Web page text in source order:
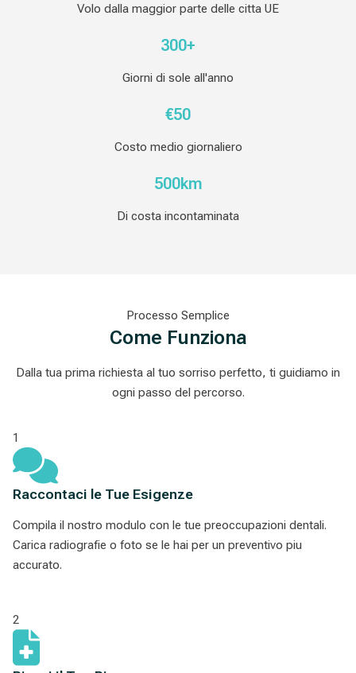
Volo dalla maggior parte delle citta UE
300+
Giorni di sole all'anno
€50
Costo medio giornaliero
500km
Di costa incontaminata
Processo Semplice
Come Funziona
Dalla tua prima richiesta al tuo sorriso perfetto, ti guidiamo in
ogni passo del percorso.
1
Raccontaci le Tue Esigenze
Compila il nostro modulo con le tue preoccupazioni dentali.
Carica radiografie o foto se le hai per un preventivo piu
accurato.
2